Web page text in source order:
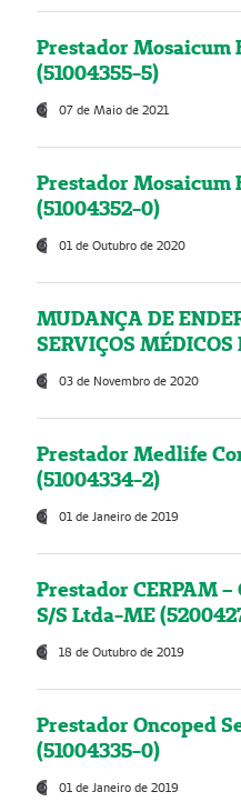
Prestador Mosaicum
(51004355-5)
07 de Maio de 2021
Prestador Mosaicum
(51004352-0)
01 de Outubro de 2020
MUDANÇA DE
SERVIÇOS
03 de Novembro de 2020
Prestador Medlife
(51004334-2)
01 de Janeiro de 2019
Prestador CERPAM
S/S Ltda-ME
18 de Outubro de 2019
Prestador Oncoped
(51004335-0)
01 de Janeiro de 2019